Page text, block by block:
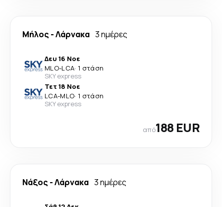
Μήλος -Λάρνακα 3 ημέρες
Δευ 16 Νοε
MLO-LCA· 1 στάση
SKY express
Τετ 18 Νοε
LCA-MLO· 1 στάση
SKY express
από188 EUR
Νάξος -Λάρνακα 3 ημέρες